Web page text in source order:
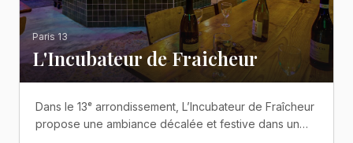
Paris 13
L'Incubateur de Fraicheur
Dans le 13ᵉ arrondissement, L’Incubateur de Fraîcheur
propose une ambiance décalée et festive dans un